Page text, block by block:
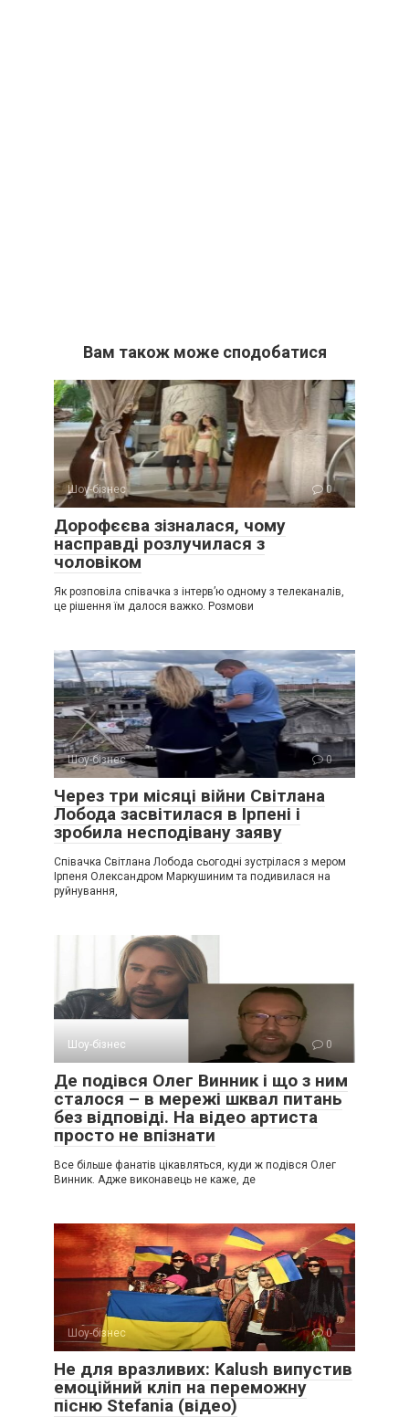
Вам також може сподобатися
Шоу-бізнес 0
Дорофєєва зізналася, чому
насправді розлучилася з
чоловіком
Як розповіла співачка з інтерв’ю одному з телеканалів,
це рішення їм далося важко. Розмови
Шоу-бізнес 0
Через три місяці війни Світлана
Лобода засвітилася в Ірпені і
зробила несподівану заяву
Співачка Світлана Лобода сьогодні зустрілася з мером
Ірпеня Олександром Маркушиним та подивилася на
руйнування,
Шоу-бізнес 0
Де подівся Олег Винник і що з ним
сталося – в мережі шквал питань
без відповіді. На відео артиста
просто не впізнати
Все більше фанатів цікавляться, куди ж подівся Олег
Винник. Адже виконавець не каже, де
Шоу-бізнес 0
Не для вразливих: Kalush випустив
емоційний кліп на переможну
пісню Stefania (відео)